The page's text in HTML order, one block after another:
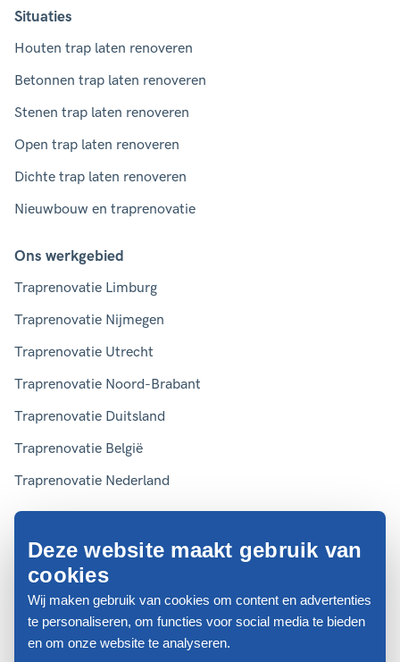
Deze website maakt gebruik van
cookies
Wij maken gebruik van cookies om content en advertenties
te personaliseren, om functies voor social media te bieden
en om onze website te analyseren.
Situaties
Houten trap laten renoveren
Betonnen trap laten renoveren
Stenen trap laten renoveren
Open trap laten renoveren
Dichte trap laten renoveren
Nieuwbouw en traprenovatie
Ons werkgebied
Traprenovatie Limburg
Traprenovatie Nijmegen
Traprenovatie Utrecht
Traprenovatie Noord-Brabant
Traprenovatie Duitsland
Traprenovatie België
Traprenovatie Nederland
Privacyverklaring
Disclaimer
Cookies
Website door Webreact